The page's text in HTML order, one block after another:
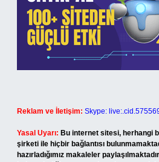
Reklam ve İletişim: Skype:
Yasal Uyarı: Bu internet sitesi, herhangi
şirketi ile hiçbir bağlantısı
hazırladığımız makaleler